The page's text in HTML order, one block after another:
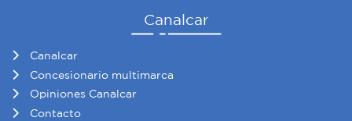
Canalcar
Canalcar
Concesionario multimarca
Opiniones Canalcar
Contacto